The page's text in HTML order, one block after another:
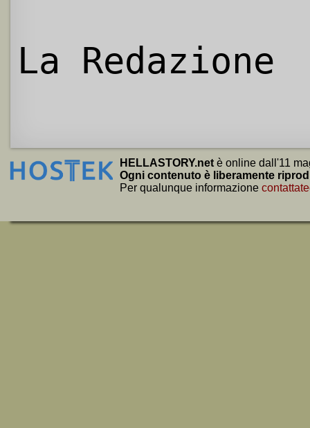
La Redazione
HELLASTORY.net è online dall'11
Ogni contenuto è liberamente
Per qualunque informazione